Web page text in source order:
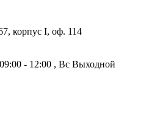
корпус I, оф. 114
09:00 - 12:00 , Вс Выходной